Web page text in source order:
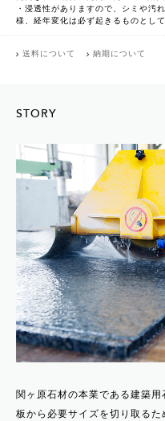
・浸透性がありますので、シミや汚
様、経年変化は必ず起きるものとし
送料について 納期について
STORY
関ヶ原石材の本業である建築
板から必要サイズを切り取る